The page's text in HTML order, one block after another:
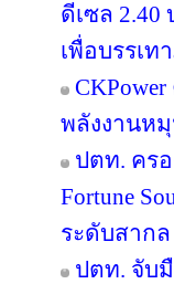
ดีเซล
เพื่อบรรเท
พลังงานห
ปตท. คร
Fortune
ระดับสากล
ปตท. จับ